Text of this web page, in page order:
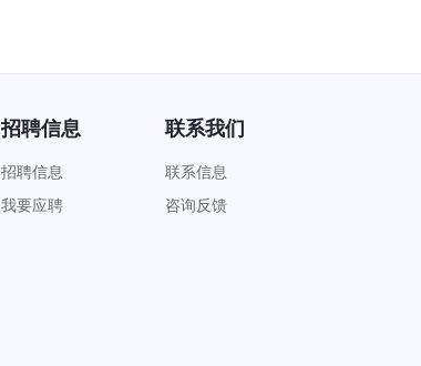
招聘信息 联系我们
招聘信息
我要应聘
联系信息
咨询反馈